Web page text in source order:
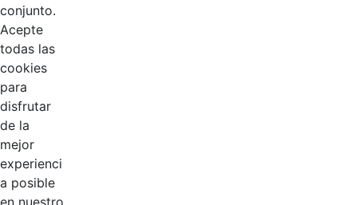
conjunto.
Acepte
todas las
cookies
para
disfrutar
de la
mejor
experienci
a posible
en nuestro